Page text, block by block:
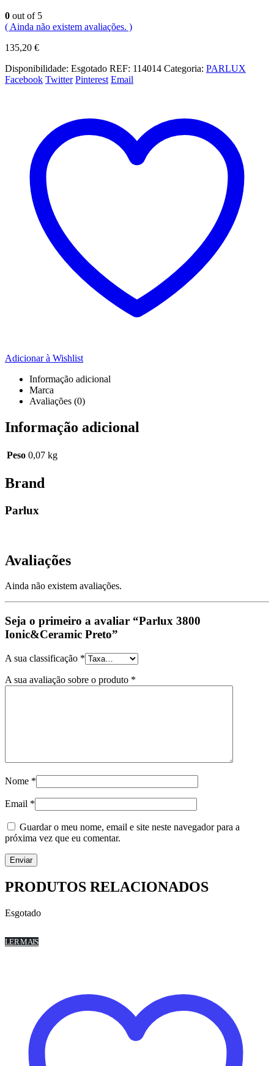
0 out of 5
( Ainda não existem avaliações. )
135,20 €
Disponibilidade: Esgotado REF: 114014 Categoria: PARLUX
Facebook Twitter Pinterest Email
Adicionar à Wishlist
Informação adicional
Marca
Avaliações (0)
Informação adicional
Peso 0,07 kg
Brand
Parlux
Avaliações
Ainda não existem avaliações.
Seja o primeiro a avaliar “Parlux 3800
Ionic&Ceramic Preto”
A sua classificação *
A sua avaliação sobre o produto *
Nome *
Email *
Guardar o meu nome, email e site neste navegador para a
próxima vez que eu comentar.
PRODUTOS RELACIONADOS
Esgotado
LER MAIS